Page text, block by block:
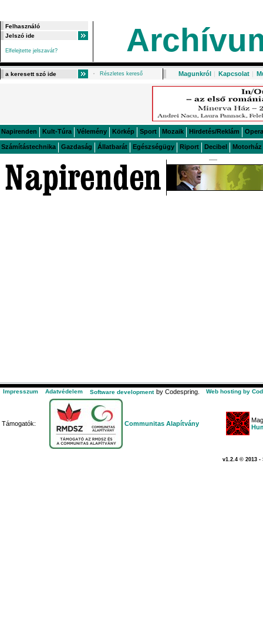
Elfelejtette jelszavát?
Részletes kereső Magunkról | Kapcsolat |
Napirenden Kult-Túra Vélemény Körkép Sport Mozaik Hirdetés/Reklám Opera
Számítástechnika Gazdaság Állatbarát Egészségügy Riport Decibel Motorház
Impresszum Adatvédelem Software development by Codespring. Web hosting by
Támogatók: Communitas Alapítvány
v1.2.4 © 2013